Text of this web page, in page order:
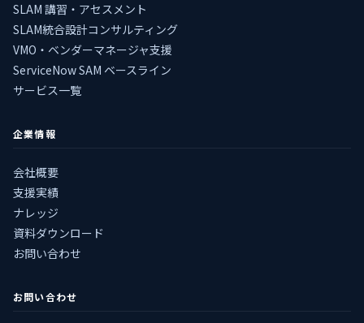
SLAM 講習・アセスメント
SLAM統合設計コンサルティング
VMO・ベンダーマネージャ支援
ServiceNow SAM ベースライン
サービス一覧
企業情報
会社概要
支援実績
ナレッジ
資料ダウンロード
お問い合わせ
お問い合わせ